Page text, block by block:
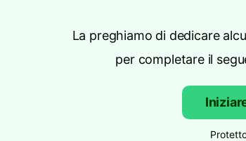
La preghiamo di dedicare
per completare il